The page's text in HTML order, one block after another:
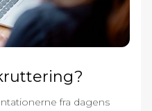
fra dagens